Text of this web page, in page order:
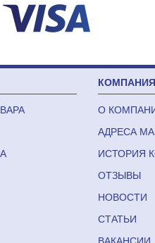
КОМПАНИЯ
О
АДРЕСА
ИСТОРИЯ
ОТЗЫВЫ
НОВОСТИ
СТАТЬИ